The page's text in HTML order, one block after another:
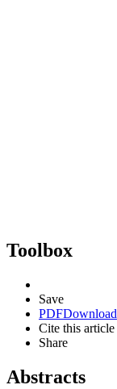
Toolbox
Save
PDFDownload
Cite this article
Share
Abstracts